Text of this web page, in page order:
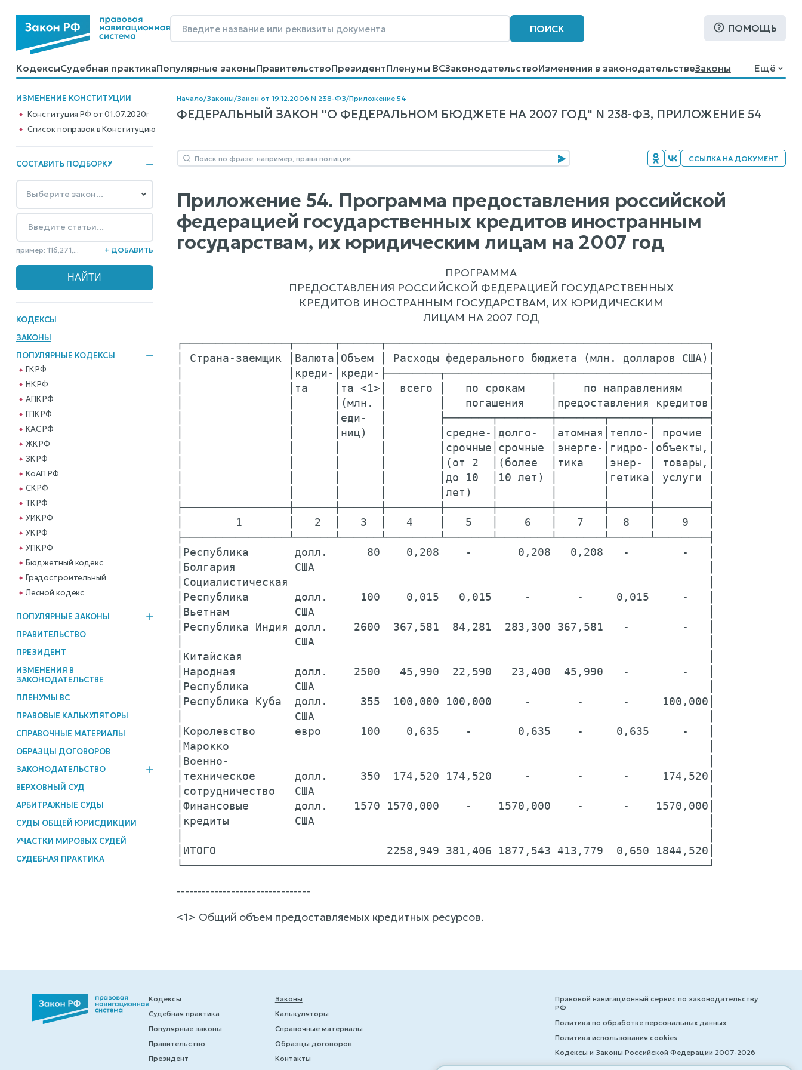
ПОИСК ПОМОЩЬ
КодексыСудебная практикаПопулярные законыПравительствоПрезидентПленумы ВСЗаконодательствоИзменения в законодательствеЗаконы
КалькуляторыСправочные материалыОбразцы договоровКонтактыПомощьПоиск
Ещё
ИЗМЕНЕНИЕ КОНСТИТУЦИИ
Конституция РФ от 01.07.2020г
Cписок поправок в Конституцию
СОСТАВИТЬ ПОДБОРКУ
пример: 116,271,... + ДОБАВИТЬ
КОДЕКСЫ
ЗАКОНЫ
ПОПУЛЯРНЫЕ КОДЕКСЫ
ГК РФ
НК РФ
АПК РФ
ГПК РФ
КАС РФ
ЖК РФ
ЗК РФ
КоАП РФ
СК РФ
ТК РФ
УИК РФ
УК РФ
УПК РФ
Бюджетный кодекс
Градостроительный
Лесной кодекс
ПОПУЛЯРНЫЕ ЗАКОНЫ
ПРАВИТЕЛЬСТВО
ПРЕЗИДЕНТ
ИЗМЕНЕНИЯ В
ЗАКОНОДАТЕЛЬСТВЕ
ПЛЕНУМЫ ВС
ПРАВОВЫЕ КАЛЬКУЛЯТОРЫ
СПРАВОЧНЫЕ МАТЕРИАЛЫ
ОБРАЗЦЫ ДОГОВОРОВ
ЗАКОНОДАТЕЛЬСТВО
ВЕРХОВНЫЙ СУД
АРБИТРАЖНЫЕ СУДЫ
СУДЫ ОБЩЕЙ ЮРИСДИКЦИИ
УЧАСТКИ МИРОВЫХ СУДЕЙ
СУДЕБНАЯ ПРАКТИКА
Начало/Законы/Закон от 19.12.2006 N 238-ФЗ/Приложение 54
ФЕДЕРАЛЬНЫЙ ЗАКОН "О ФЕДЕРАЛЬНОМ БЮДЖЕТЕ НА 2007 ГОД" N 238-ФЗ, ПРИЛОЖЕНИЕ 54
ССЫЛКА НА ДОКУМЕНТ
Приложение 54. Программа предоставления российской
федерацией государственных кредитов иностранным
государствам, их юридическим лицам на 2007 год
ПРОГРАММА
ПРЕДОСТАВЛЕНИЯ РОССИЙСКОЙ ФЕДЕРАЦИЕЙ ГОСУДАРСТВЕННЫХ
КРЕДИТОВ ИНОСТРАННЫМ ГОСУДАРСТВАМ, ИХ ЮРИДИЧЕСКИМ
ЛИЦАМ НА 2007 ГОД
┌────────────────┬──────┬──────┬─────────────────────────────────────────────────┐
│ Страна-заемщик │Валюта│Объем │ Расходы федерального бюджета (млн. долларов США)│
│                │креди-│креди-├────────┬────────────────┬───────────────────────┤
│                │та    │та <1>│  всего │   по срокам    │    по направлениям    │
│                │      │(млн. │        │   погашения    │предоставления кредитов│
│                │      │еди-  │        ├───────┬────────┼───────┬──────┬────────┤
│                │      │ниц)  │        │средне-│долго-  │атомная│тепло-│ прочие │
│                │      │      │        │срочные│срочные │энерге-│гидро-│объекты,│
│                │      │      │        │(от 2  │(более  │тика   │энер- │ товары,│
│                │      │      │        │до 10  │10 лет) │       │гетика│ услуги │
│                │      │      │        │лет)   │        │       │      │        │
├────────────────┼──────┼──────┼────────┼───────┼────────┼───────┼──────┼────────┤
│        1       │   2  │   3  │   4    │   5   │    6   │   7   │  8   │    9   │
├────────────────┴──────┴──────┴────────┴───────┴────────┴───────┴──────┴────────┤
│Республика       долл.      80    0,208    -       0,208   0,208   -        -   │
│Болгария         США                                                            │
│Социалистическая                                                                │
│Республика       долл.     100    0,015   0,015     -       -     0,015     -   │
│Вьетнам          США                                                            │
│Республика Индия долл.    2600  367,581  84,281  283,300 367,581   -        -   │
│                 США                                                            │
│Китайская                                                                       │
│Народная         долл.    2500   45,990  22,590   23,400  45,990   -        -   │
│Республика       США                                                            │
│Республика Куба  долл.     355  100,000 100,000     -       -      -     100,000│
│                 США                                                            │
│Королевство      евро      100    0,635    -       0,635    -     0,635     -   │
│Марокко                                                                         │
│Военно-                                                                         │
│техническое      долл.     350  174,520 174,520     -       -      -     174,520│
│сотрудничество   США                                                            │
│Финансовые       долл.    1570 1570,000    -    1570,000    -      -    1570,000│
│кредиты          США                                                            │
│ИТОГО                          2258,949 381,406 1877,543 413,779  0,650 1844,520│
--------------------------------
<1> Общий объем предоставляемых кредитных ресурсов.
Кодексы
Судебная практика
Популярные законы
Правительство
Президент
Законы
Калькуляторы
Справочные материалы
Образцы договоров
Контакты
Правовой навигационный сервис по законодательству
РФ
Политика по обработке персональных данных
Политика использования cookies
Кодексы и Законы Российской Федерации 2007-2026